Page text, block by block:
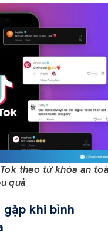
theo từ khóa an
quả
khi bình